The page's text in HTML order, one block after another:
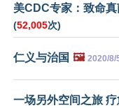
美CDC专家：致命
(52,005次)
仁义与治国 🖼️ 2020/8/
一场另外空间之旅